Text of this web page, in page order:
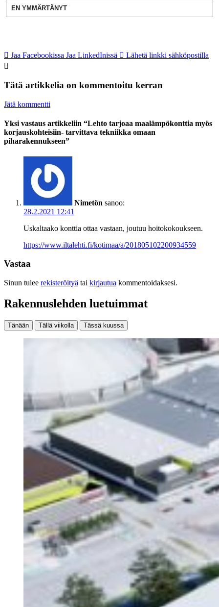
EN YMMÄRTÄNYT
Jaa Facebookissa Jaa LinkedInissä Lähetä linkki sähköpostilla
Tätä artikkelia on kommentoitu kerran
Jätä kommentti
Yksi vastaus artikkeliin “Lehto tarjoaa maalämpökonttia myös
korjauskohteisiin- tarvittava tekniikka omaan
piharakennukseen”
Nimetön sanoo:
28.2.2021 12:41
Uskaltaako konttia ottaa vastaan, joutuu hoitokokoukseen.
https://www.iltalehti.fi/kotimaa/a/201805102200934559
Vastaa
Sinun tulee rekisteröityä tai kirjautua kommentoidaksesi.
Rakennuslehden luetuimmat
Tänään Tällä viikolla Tässä kuussa